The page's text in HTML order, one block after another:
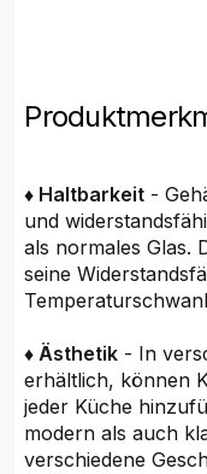
♦ Haltbarkeit -
und
als normales Glas.
seine
♦ Ästhetik - In
erhältlich, können
jeder Küche
modern als auch
verschiedene